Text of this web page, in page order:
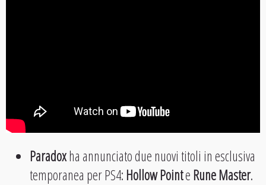
Paradoxha annunciato due nuovi titoli in esclusiva
temporanea per PS4:Hollow PointeRune Master.